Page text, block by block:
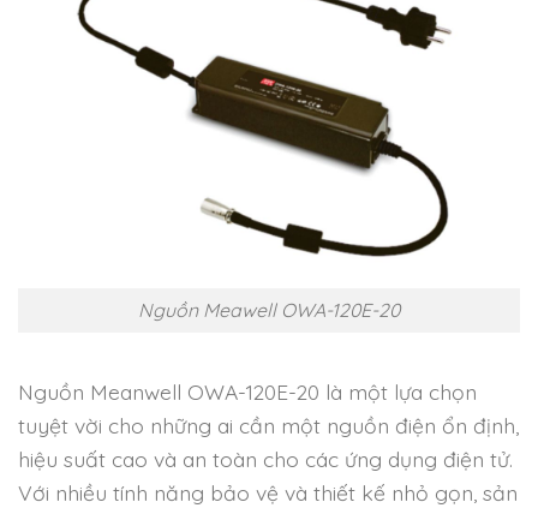
Nguồn Meawell OWA-120E-20
Nguồn Meanwell OWA-120E-20 là một lựa chọn
tuyệt vời cho những ai cần một nguồn điện ổn định,
hiệu suất cao và an toàn cho các ứng dụng điện tử.
Với nhiều tính năng bảo vệ và thiết kế nhỏ gọn, sản